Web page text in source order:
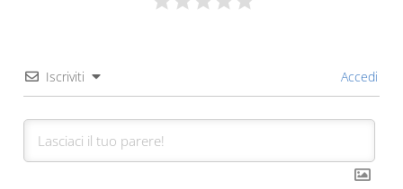
Iscriviti Accedi